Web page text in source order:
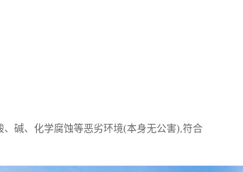
碱、化学腐蚀等恶劣环境(本身无公害),符合